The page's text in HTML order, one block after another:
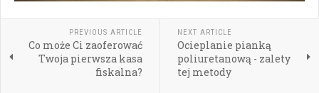
PREVIOUS ARTICLE
Co może Ci zaoferować
Twoja pierwsza kasa
fiskalna?
NEXT ARTICLE
Ocieplanie pianką
poliuretanową - zalety
tej metody